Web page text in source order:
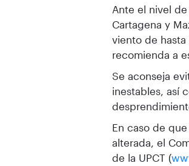
Ante el nivel
Cartagena y
viento de
recomienda a
Se aconseja
inestables, así
En caso de
alterada, el
de la UPCT (